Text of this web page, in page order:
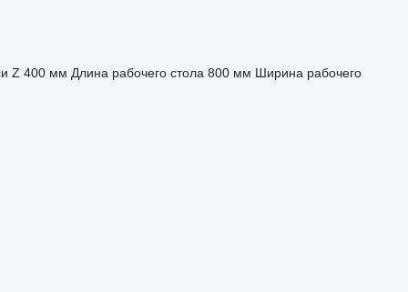
Z 400 мм Длина рабочего стола 800 мм Ширина рабочего